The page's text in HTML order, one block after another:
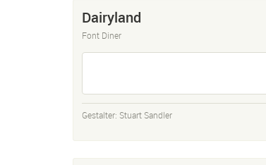
Dairyland
Font Diner
Gestalter: Stuart Sandler